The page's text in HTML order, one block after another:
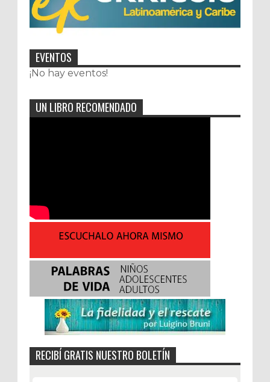
EVENTOS
¡No hay eventos!
UN LIBRO RECOMENDADO
RECIBÍ GRATIS NUESTRO BOLETÍN